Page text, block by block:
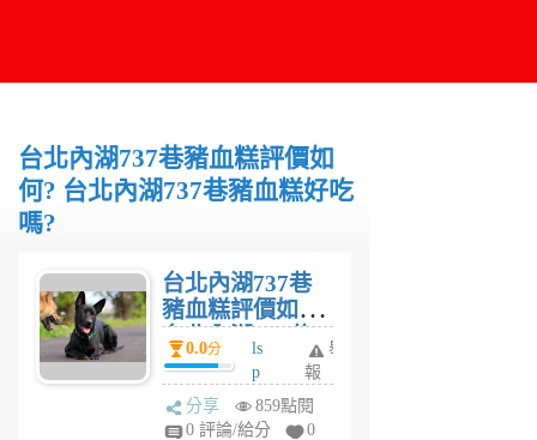
台北內湖737巷豬血糕評價如
何? 台北內湖737巷豬血糕好吃
嗎?
台北內湖737巷
豬血糕評價如何?
台北內湖737巷
豬血糕好吃嗎?
0.0分
ls
p
6
年
舉
報
分享
859點閱
0 評論/給分
0